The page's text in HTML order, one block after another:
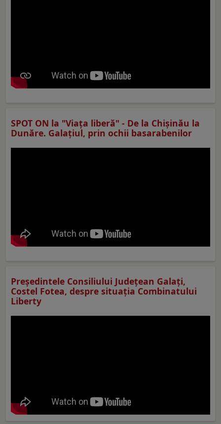
SPOT ON la "Viaţa liberă" - De la Chișinău la
Dunăre. Galațiul, prin ochii basarabenilor
Preşedintele Consiliului Judeţean Galaţi,
Costel Fotea, despre situaţia Combinatului
Liberty